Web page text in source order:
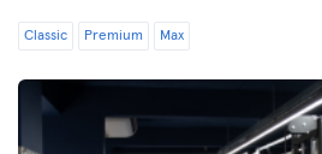
Classic Premium Max